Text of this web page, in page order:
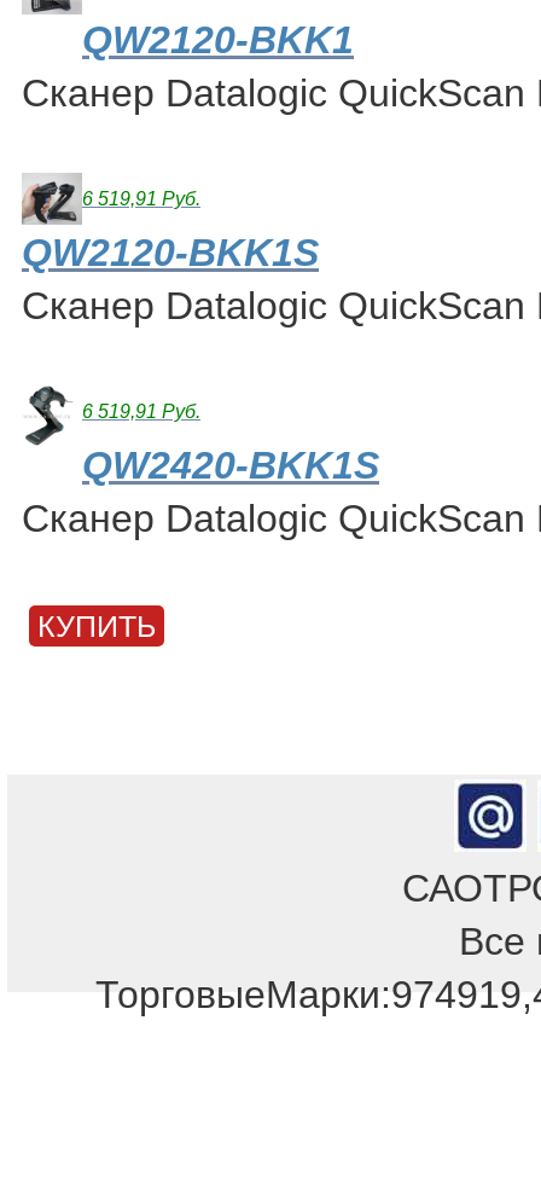
QW2120-BKK1
Сканер Datalogic QuickScan
6 519,91 Руб.
QW2120-BKK1S
Сканер Datalogic QuickScan
6 519,91 Руб.
QW2420-BKK1S
Сканер Datalogic QuickScan
КУПИТЬ
Все